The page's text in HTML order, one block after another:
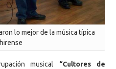
lo mejor de la música típica
musical “Cultores de